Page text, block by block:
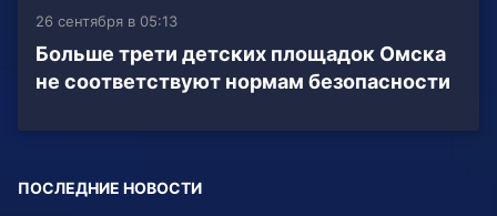
26 сентября в 05:13
Больше трети детских площадок Омска
не соответствуют нормам безопасности
ПОСЛЕДНИЕ НОВОСТИ